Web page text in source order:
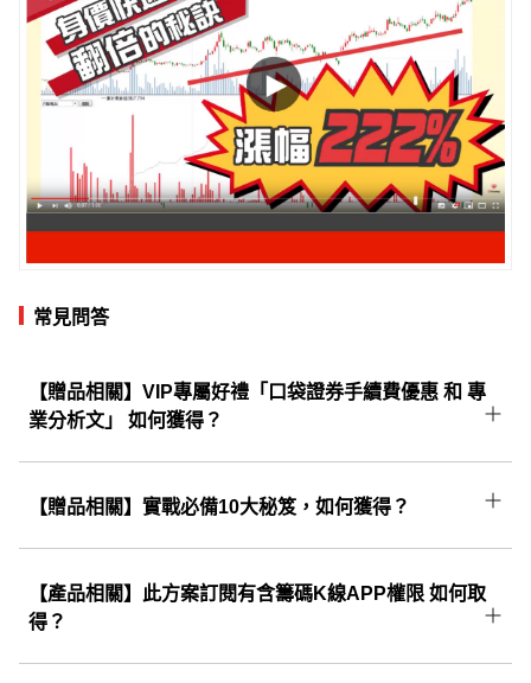
常見問答
【贈品相關】VIP專屬好禮「口袋證券手續費優惠 和 專
業分析文」 如何獲得？
將由系統自動寄送至購買時填寫的Email，請至
信箱中找到信件主旨為： 【 CMoney理財寶權限
【贈品相關】實戰必備10大秘笈，如何獲得？
成功訂閱後將由系統自動寄送至您購買時填寫的
E-mail，請至信箱中找到信件主旨為：
【CMoney理財寶權限開通通知】的這一封信，
【產品相關】此方案訂閱有含籌碼K線APP權限 如何取
得？
購買完成後將同步開通籌碼K線APP權限；若您